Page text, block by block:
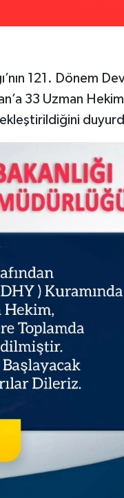
121. Dönem
33 Uzman